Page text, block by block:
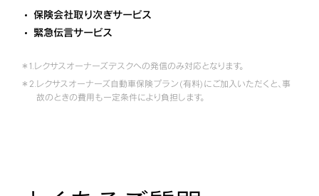
保険会社取り次ぎサービス
緊急伝言サービス
＊1.レクサスオーナーズデスクへの発信のみ対応となります。
＊2.レクサスオーナーズ自動車保険プラン (有料) にご加入いただくと、事
故のときの費用も一定条件により負担します。